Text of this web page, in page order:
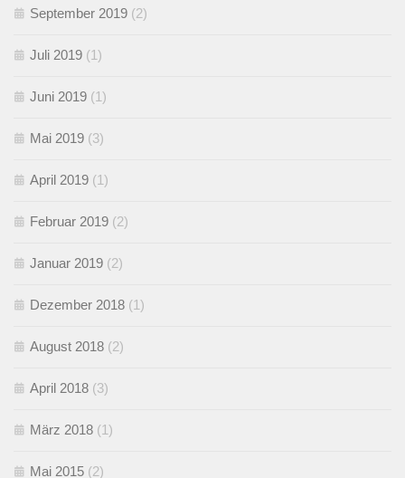
September 2019 (2)
Juli 2019 (1)
Juni 2019 (1)
Mai 2019 (3)
April 2019 (1)
Februar 2019 (2)
Januar 2019 (2)
Dezember 2018 (1)
August 2018 (2)
April 2018 (3)
März 2018 (1)
Mai 2015 (2)